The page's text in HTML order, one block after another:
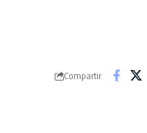
Compartir